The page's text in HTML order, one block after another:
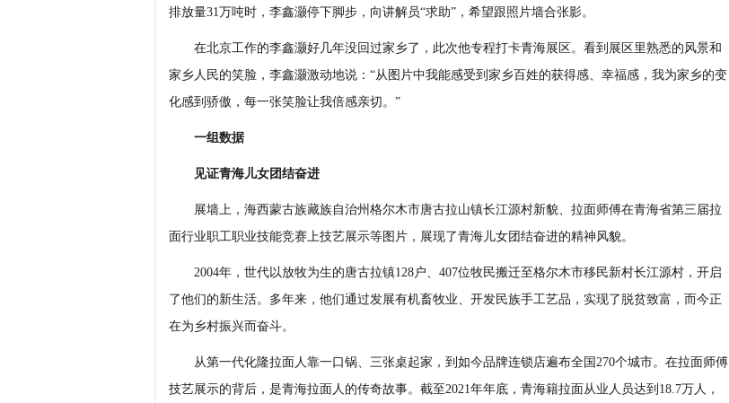
排放量31万吨时，李鑫灏停下脚步，向讲解员“求助”，希望跟照片墙合张影。
在北京工作的李鑫灏好几年没回过家乡了，此次他专程打卡青海展区。看到展区里熟悉的风景和
家乡人民的笑脸，李鑫灏激动地说：“从图片中我能感受到家乡百姓的获得感、幸福感，我为家乡的变
化感到骄傲，每一张笑脸让我倍感亲切。”
一组数据
见证青海儿女团结奋进
展墙上，海西蒙古族藏族自治州格尔木市唐古拉山镇长江源村新貌、拉面师傅在青海省第三届拉
面行业职工职业技能竞赛上技艺展示等图片，展现了青海儿女团结奋进的精神风貌。
2004年，世代以放牧为生的唐古拉镇128户、407位牧民搬迁至格尔木市移民新村长江源村，开启
了他们的新生活。多年来，他们通过发展有机畜牧业、开发民族手工艺品，实现了脱贫致富，而今正
在为乡村振兴而奋斗。
从第一代化隆拉面人靠一口锅、三张桌起家，到如今品牌连锁店遍布全国270个城市。在拉面师傅
技艺展示的背后，是青海拉面人的传奇故事。截至2021年年底，青海籍拉面从业人员达到18.7万人，